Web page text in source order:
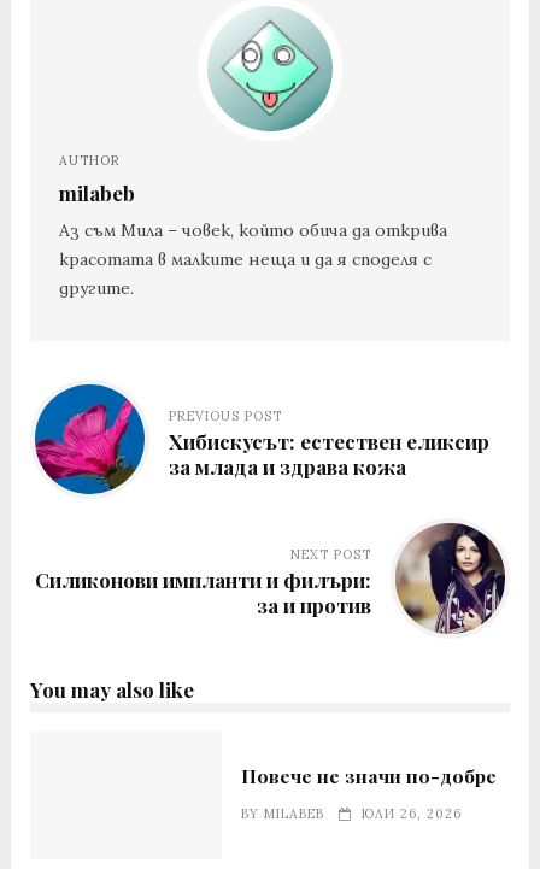
AUTHOR
milabeb
Аз съм Мила – човек, който обича да открива
красотата в малките неща и да я споделя с
другите.
PREVIOUS POST
Хибискусът: естествен еликсир
за млада и здрава кожа
NEXT POST
Силиконови импланти и филъри:
за и против
You may also like
Повече не значи по-добре
BYMILABEB ЮЛИ 26, 2026